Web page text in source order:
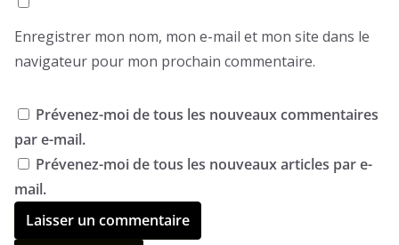
Enregistrer mon nom, mon e-mail et mon site dans le
navigateur pour mon prochain commentaire.
Prévenez-moi de tous les nouveaux commentaires
par e-mail.
Prévenez-moi de tous les nouveaux articles par e-
mail.